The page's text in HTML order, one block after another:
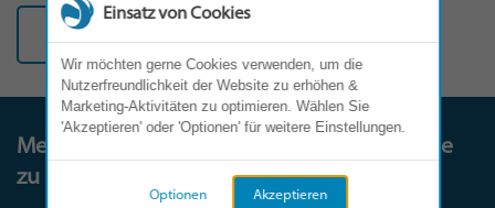
Kontakt
Melden Sie sich noch heute, um diese Reise
zu beginnen.
Einsatz von Cookies
Wir möchten gerne Cookies verwenden, um die
Nutzerfreundlichkeit der Website zu erhöhen &
Marketing-Aktivitäten zu optimieren. Wählen Sie
'Akzeptieren' oder 'Optionen' für weitere Einstellungen.
Akzeptieren
Optionen